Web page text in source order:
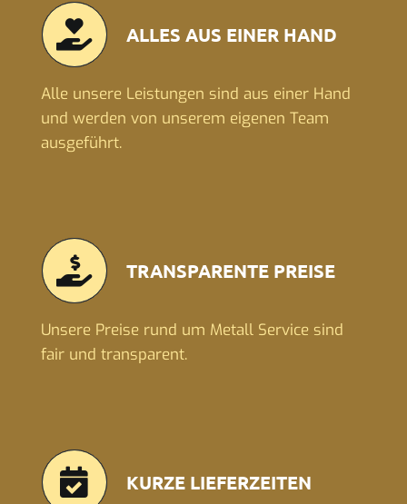
ALLES AUS EINER HAND
Alle unsere Leistungen sind aus einer Hand
und werden von unserem eigenen Team
ausgeführt.
TRANSPARENTE PREISE
Unsere Preise rund um Metall Service sind
fair und transparent.
KURZE LIEFERZEITEN